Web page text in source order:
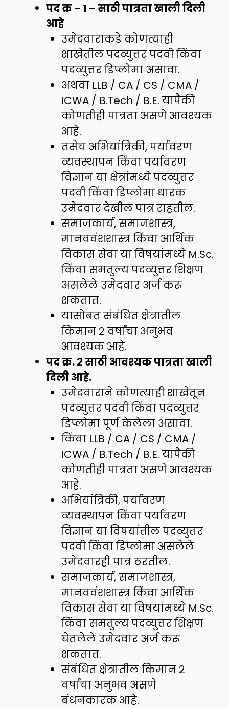
पद क्र – 1 – साठी पात्रता खाली दिली
आहे
उमेदवाराकडे कोणत्याही
शाखेतील पदव्युत्तर पदवी किंवा
पदव्युत्तर डिप्लोमा असावा.
अथवा LLB / CA / CS / CMA /
ICWA / B.Tech / B.E. यापैकी
कोणतीही पात्रता असणे आवश्यक
आहे.
तसेच अभियांत्रिकी, पर्यावरण
व्यवस्थापन किंवा पर्यावरण
विज्ञान या क्षेत्रांमध्ये पदव्युत्तर
पदवी किंवा डिप्लोमा धारक
उमेदवार देखील पात्र राहतील.
समाजकार्य, समाजशास्त्र,
मानववंशशास्त्र किंवा आर्थिक
विकास सेवा या विषयांमध्ये M.Sc.
किंवा समतुल्य पदव्युत्तर शिक्षण
असलेले उमेदवार अर्ज करू
शकतात.
यासोबत संबंधित क्षेत्रातील
किमान २ वर्षांचा अनुभव
आवश्यक आहे.
पद क्र. २ साठी आवश्यक पात्रता खाली
दिली आहे.
उमेदवाराने कोणत्याही शाखेतून
पदव्युत्तर पदवी किंवा पदव्युत्तर
डिप्लोमा पूर्ण केलेला असावा.
किंवा LLB / CA / CS / CMA /
ICWA / B.Tech / B.E. यापैकी
कोणतीही पात्रता असणे आवश्यक
आहे.
अभियांत्रिकी, पर्यावरण
व्यवस्थापन किंवा पर्यावरण
विज्ञान या विषयांतील पदव्युत्तर
पदवी किंवा डिप्लोमा असलेले
उमेदवारही पात्र ठरतील.
समाजकार्य, समाजशास्त्र,
मानववंशशास्त्र किंवा आर्थिक
विकास सेवा या विषयांमध्ये M.Sc.
किंवा समतुल्य पदव्युत्तर शिक्षण
घेतलेले उमेदवार अर्ज करू
शकतात.
संबंधित क्षेत्रातील किमान २
वर्षांचा अनुभव असणे
बंधनकारक आहे.